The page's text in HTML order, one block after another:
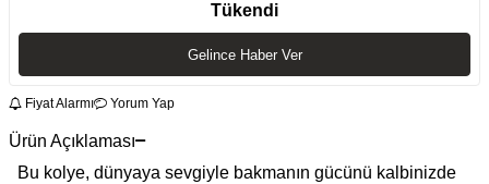
Tükendi
Gelince Haber Ver
Fiyat Alarmı Yorum Yap
Ürün Açıklaması
Bu kolye, dünyaya sevgiyle bakmanın gücünü kalbinizde